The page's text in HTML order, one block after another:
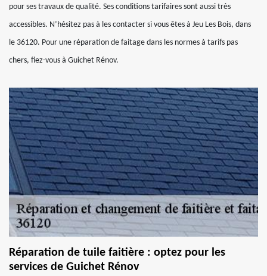
pour ses travaux de qualité. Ses conditions tarifaires sont aussi très
accessibles. N’hésitez pas à les contacter si vous êtes à Jeu Les Bois, dans
le 36120. Pour une réparation de faitage dans les normes à tarifs pas
chers, fiez-vous à Guichet Rénov.
Réparation de tuile faitière : optez pour les
services de Guichet Rénov